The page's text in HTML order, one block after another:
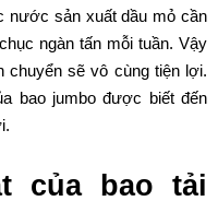
nước sản xuất dầu mỏ cần
ngàn tấn mỗi tuần. Vậy
chuyển sẽ vô cùng tiện lợi.
bao jumbo được biết đến
của bao tải